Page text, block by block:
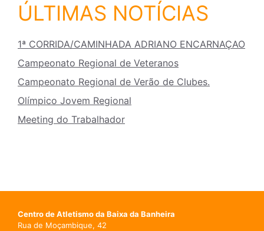
ÚLTIMAS NOTÍCIAS
1ª CORRIDA/CAMINHADA ADRIANO ENCARNAÇAO
Campeonato Regional de Veteranos
Campeonato Regional de Verão de Clubes.
Olímpico Jovem Regional
Meeting do Trabalhador
Centro de Atletismo da Baixa da Banheira
Rua de Moçambique, 42